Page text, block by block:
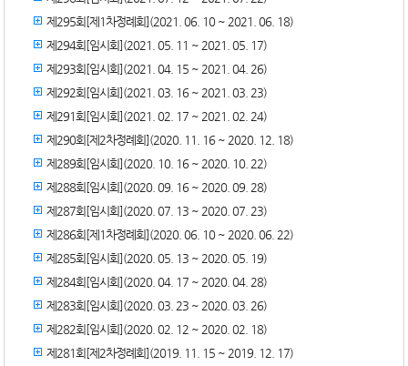
제295회[제1차정례회](2021. 06. 10 ~ 2021. 06. 18)
제294회[임시회](2021. 05. 11 ~ 2021. 05. 17)
제293회[임시회](2021. 04. 15 ~ 2021. 04. 26)
제292회[임시회](2021. 03. 16 ~ 2021. 03. 23)
제291회[임시회](2021. 02. 17 ~ 2021. 02. 24)
제290회[제2차정례회](2020. 11. 16 ~ 2020. 12. 18)
제289회[임시회](2020. 10. 16 ~ 2020. 10. 22)
제288회[임시회](2020. 09. 16 ~ 2020. 09. 28)
제287회[임시회](2020. 07. 13 ~ 2020. 07. 23)
제286회[제1차정례회](2020. 06. 10 ~ 2020. 06. 22)
제285회[임시회](2020. 05. 13 ~ 2020. 05. 19)
제284회[임시회](2020. 04. 17 ~ 2020. 04. 28)
제283회[임시회](2020. 03. 23 ~ 2020. 03. 26)
제282회[임시회](2020. 02. 12 ~ 2020. 02. 18)
제281회[제2차정례회](2019. 11. 15 ~ 2019. 12. 17)